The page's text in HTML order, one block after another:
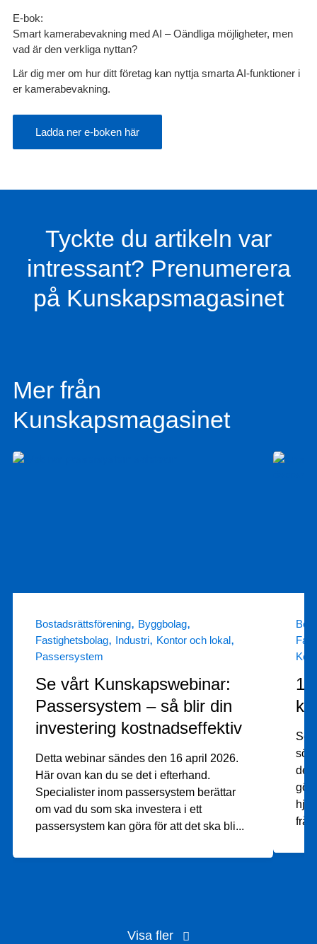
E-bok:
Smart kamerabevakning med AI – Oändliga möjligheter, men
vad är den verkliga nyttan?
Lär dig mer om hur ditt företag kan nyttja smarta AI-funktioner i
er kamerabevakning.
Ladda ner e-boken här
Tyckte du artikeln var
intressant? Prenumerera
på Kunskapsmagasinet
Mer från
Kunskapsmagasinet
Bostadsrättsförening, Byggbolag,
Fastighetsbolag, Industri, Kontor och lokal,
Passersystem
Se vårt Kunskapswebinar:
Passersystem – så blir din
investering kostnadseffektiv
Detta webinar sändes den 16 april 2026.
Här ovan kan du se det i efterhand.
Specialister inom passersystem berättar
om vad du som ska investera i ett
passersystem kan göra för att det ska bli...
det
Visa fler